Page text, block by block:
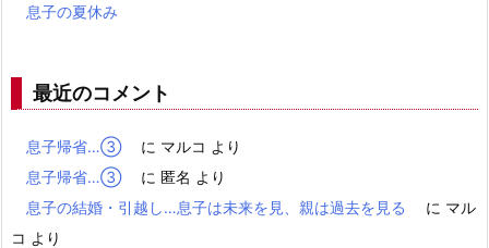
息子の夏休み
最近のコメント
息子帰省…③ に マルコ より
息子帰省…③
に 匿名 より
息子の結婚・引越し…息子は未来を見、親は過去を見る
に マル
コ より